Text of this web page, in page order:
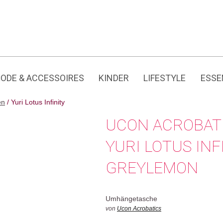
& ACCESSOIRES KINDER LIFESTYLE
/ Yuri Lotus Infinity
UCON
YURI LOTUS
GREYLEMON
Umhängetasche
von Ucon Acrobatics